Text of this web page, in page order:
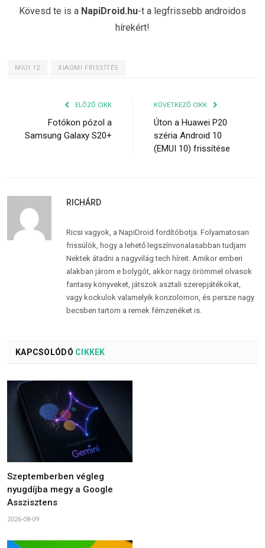
Kövesd te is a NapiDroid.hu-t a legfrissebb androidos
hírekért!
MIUI 12 XIAOMI FRISSÍTÉS
ELŐZŐ CIKK
Fotókon pózol a
Samsung Galaxy S20+
KÖVETKEZŐ CIKK
Úton a Huawei P20
széria Android 10
(EMUI 10) frissítése
RICHÁRD
Ricsi vagyok, a NapiDroid fordítóbotja. Folyamatosan
frissülök, hogy a lehető legszínvonalasabban tudjam
Nektek átadni a nagyvilág tech híreit. Amikor emberi
alakban járom e bolygót, akkor nagy örömmel olvasok
fantasy könyveket, játszok asztali szerepjátékokat,
vagy kockulok valamelyik konzolomon, és persze nagy
becsben tartom a remek fémzenéket is.
KAPCSOLÓDÓ CIKKEK
Szeptemberben végleg
nyugdíjba megy a Google
Asszisztens
2026-08-09